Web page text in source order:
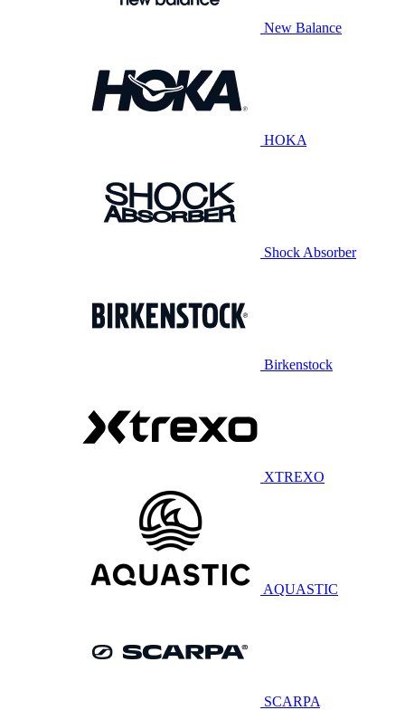
New Balance
HOKA
Shock Absorber
Birkenstock
XTREXO
AQUASTIC
SCARPA